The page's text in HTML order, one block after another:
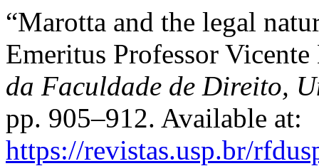
“Marotta and the legal
Emeritus Professor
da Faculdade de Direito,
pp. 905–912. Available at:
https://revistas.usp.br/